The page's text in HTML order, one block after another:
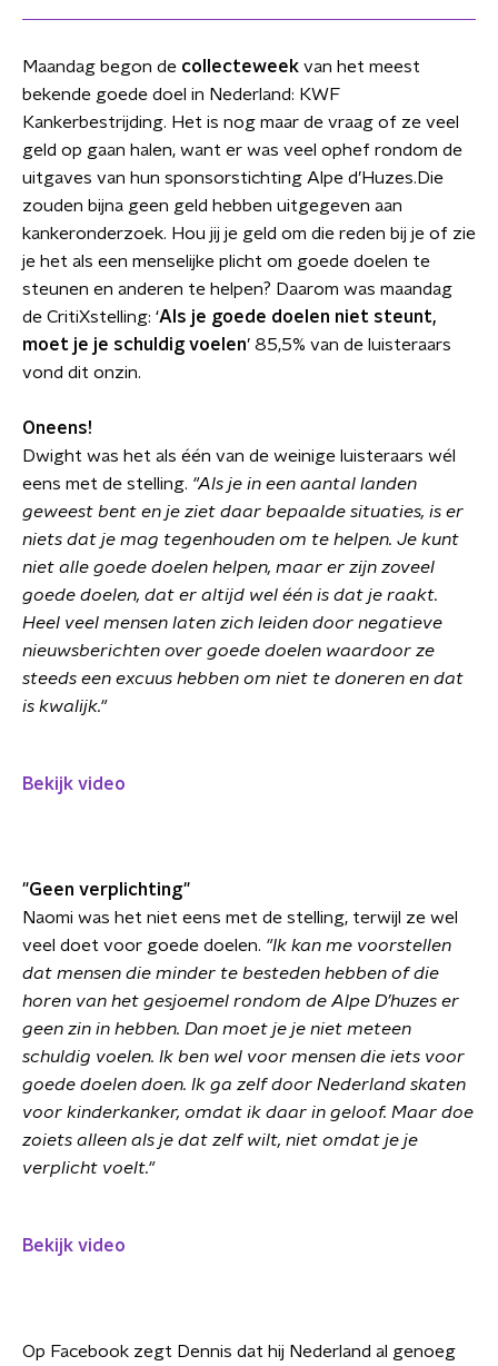
Maandag begon de collecteweek van het meest
bekende goede doel in Nederland: KWF
Kankerbestrijding. Het is nog maar de vraag of ze veel
geld op gaan halen, want er was veel ophef rondom de
uitgaves van hun sponsorstichting Alpe d’Huzes.Die
zouden bijna geen geld hebben uitgegeven aan
kankeronderzoek. Hou jij je geld om die reden bij je of zie
je het als een menselijke plicht om goede doelen te
steunen en anderen te helpen? Daarom was maandag
de CritiXstelling: ‘Als je goede doelen niet steunt,
moet je je schuldig voelen’ 85,5% van de luisteraars
vond dit onzin.
Oneens!
Dwight was het als één van de weinige luisteraars wél
eens met de stelling. "Als je in een aantal landen
geweest bent en je ziet daar bepaalde situaties, is er
niets dat je mag tegenhouden om te helpen. Je kunt
niet alle goede doelen helpen, maar er zijn zoveel
goede doelen, dat er altijd wel één is dat je raakt.
Heel veel mensen laten zich leiden door negatieve
nieuwsberichten over goede doelen waardoor ze
steeds een excuus hebben om niet te doneren en dat
is kwalijk."
Bekijk video
"Geen verplichting"
Naomi was het niet eens met de stelling, terwijl ze wel
veel doet voor goede doelen. "Ik kan me voorstellen
dat mensen die minder te besteden hebben of die
horen van het gesjoemel rondom de Alpe D’huzes er
geen zin in hebben. Dan moet je je niet meteen
schuldig voelen. Ik ben wel voor mensen die iets voor
goede doelen doen. Ik ga zelf door Nederland skaten
voor kinderkanker, omdat ik daar in geloof. Maar doe
zoiets alleen als je dat zelf wilt, niet omdat je je
verplicht voelt."
Bekijk video
Op Facebook zegt Dennis dat hij Nederland al genoeg